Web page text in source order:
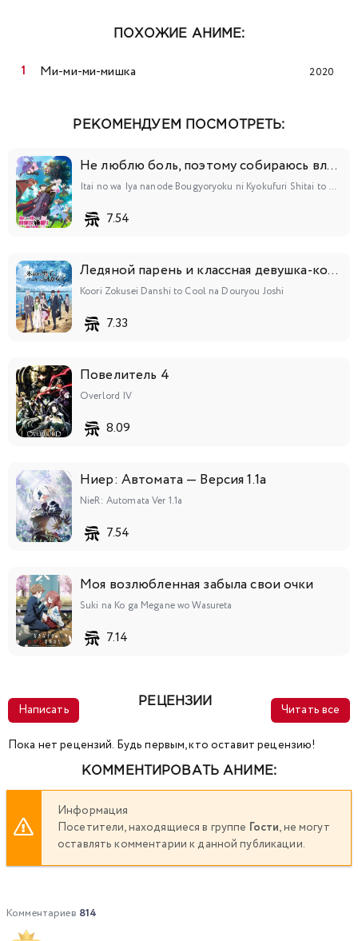
ПОХОЖИЕ АНИМЕ:
Ми-ми-ми-мишка 2020
РЕКОМЕНДУЕМ ПОСМОТРЕТЬ:
Не люблю боль, поэтому собираюсь вложить всё в защиту
Itai no wa Iya nanode Bougyoryoku ni Kyokufuri Shitai to Omoimasu.
7.54
Ледяной парень и классная девушка-коллега
Koori Zokusei Danshi to Cool na Douryou Joshi
7.33
Повелитель 4
Overlord IV
8.09
Ниер: Автомата — Версия 1.1а
NieR: Automata Ver 1.1a
7.54
Моя возлюбленная забыла свои очки
Suki na Ko ga Megane wo Wasureta
7.14
Написать
РЕЦЕНЗИИ
Читать все
Пока нет рецензий. Будь первым, кто оставит рецензию!
КОММЕНТИРОВАТЬ АНИМЕ:
Информация
Посетители, находящиеся в группе Гости, не могут
оставлять комментарии к данной публикации.
Комментариев 814